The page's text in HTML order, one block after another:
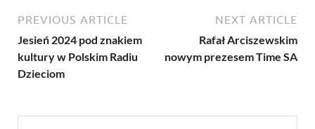
PREVIOUS ARTICLE
Jesień 2024 pod znakiem
kultury w Polskim Radiu
Dzieciom
NEXT ARTICLE
Rafał Arciszewskim
nowym prezesem Time SA